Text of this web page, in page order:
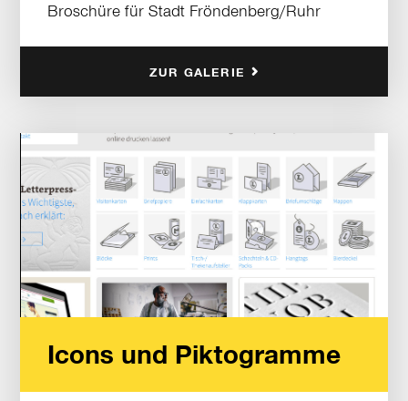
Broschüre für Stadt Fröndenberg/Ruhr
ZUR GALERIE
Icons und Piktogramme